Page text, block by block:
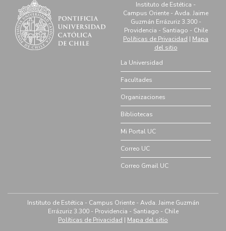
Instituto de Estética -
Campus Oriente - Avda. Jaime
Guzmán Errázuriz 3.300 -
Providencia - Santiago - Chile
Políticas de Privacidad | Mapa
del sitio
La Universidad
Facultades
Organizaciones
Bibliotecas
Mi Portal UC
Correo UC
Correo Gmail UC
Instituto de Estética - Campus Oriente - Avda. Jaime Guzmán
Errázuriz 3.300 - Providencia - Santiago - Chile
Políticas de Privacidad | Mapa del sitio